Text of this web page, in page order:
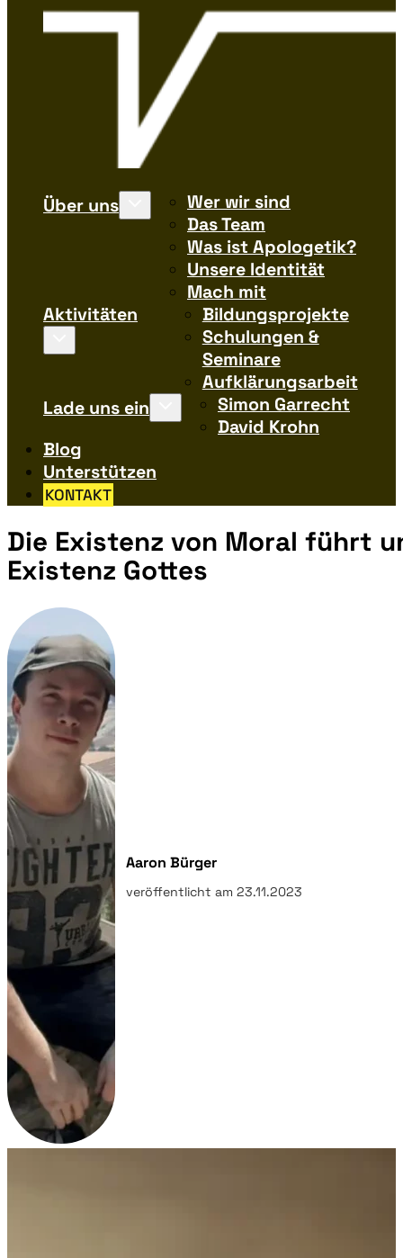
Über uns
Wer wir sind
Das Team
Was ist Apologetik?
Unsere Identität
Mach mit
Aktivitäten
Bildungsprojekte
Schulungen &
Seminare
Aufklärungsarbeit
Lade uns ein
Simon Garrecht
David Krohn
Blog
Unterstützen
KONTAKT
Die Existenz von Moral führt
Existenz Gottes
Aaron Bürger
veröffentlicht am 23.11.2023